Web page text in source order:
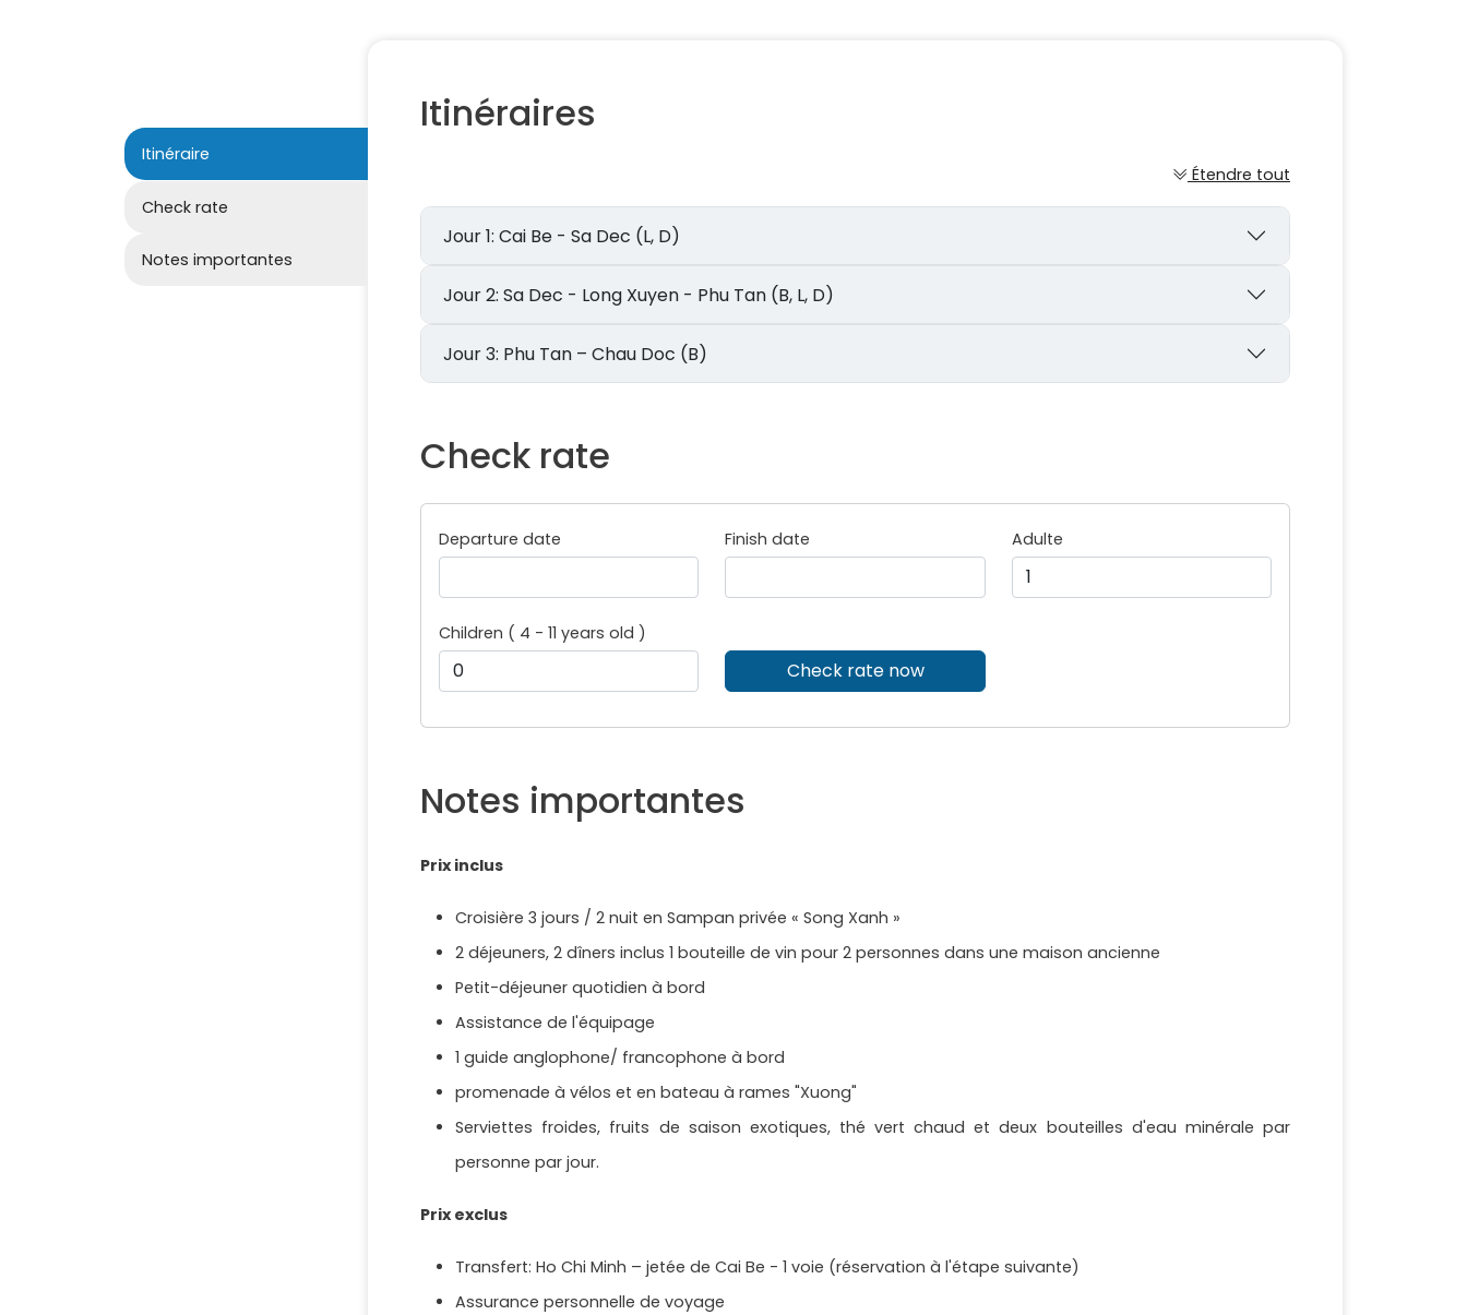
Itinéraire
Check rate
Notes importantes
Itinéraires
Étendre tout
Jour 1: Cai Be - Sa Dec (L, D)
Jour 2: Sa Dec - Long Xuyen - Phu Tan (B, L, D)
Jour 3: Phu Tan – Chau Doc (B)
Check rate
Departure date Finish date Adulte
Children ( 4 - 11 years old )
Check rate now
Notes importantes
Prix inclus
Croisière 3 jours / 2 nuit en Sampan privée « Song Xanh »
2 déjeuners, 2 dîners inclus 1 bouteille de vin pour 2 personnes dans une maison ancienne
Petit-déjeuner quotidien à bord
Assistance de l'équipage
1 guide anglophone/ francophone à bord
promenade à vélos et en bateau à rames "Xuong"
Serviettes froides, fruits de saison exotiques, thé vert chaud et deux bouteilles d'eau minérale par
personne par jour.
Prix exclus
Transfert: Ho Chi Minh – jetée de Cai Be - 1 voie (réservation à l'étape suivante)
Assurance personnelle de voyage